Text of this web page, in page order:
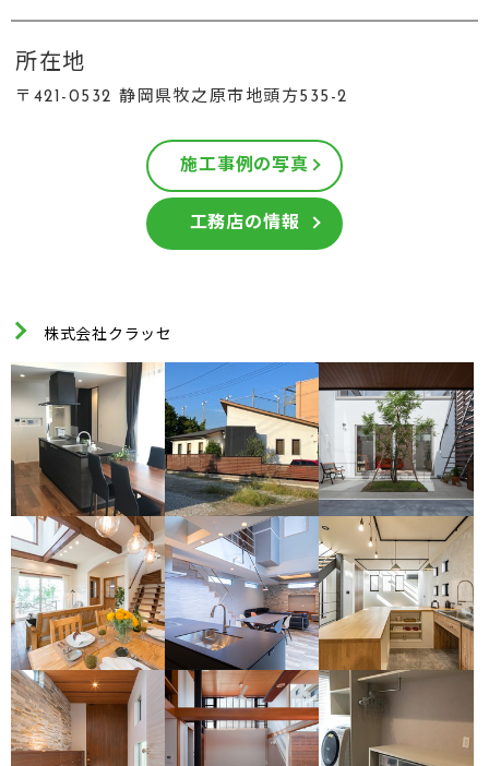
所在地
〒421-0532 静岡県牧之原市地頭方535-2
施工事例の写真
工務店の情報
株式会社クラッセ